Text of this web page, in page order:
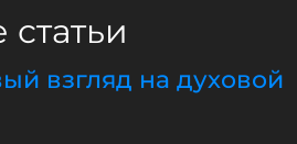
взгляд на духовой